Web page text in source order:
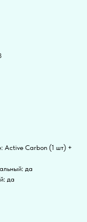
Active Carbon (1 шт) +
да
да